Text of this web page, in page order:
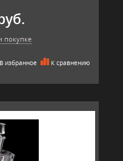
покупке
В избранное К сравнению